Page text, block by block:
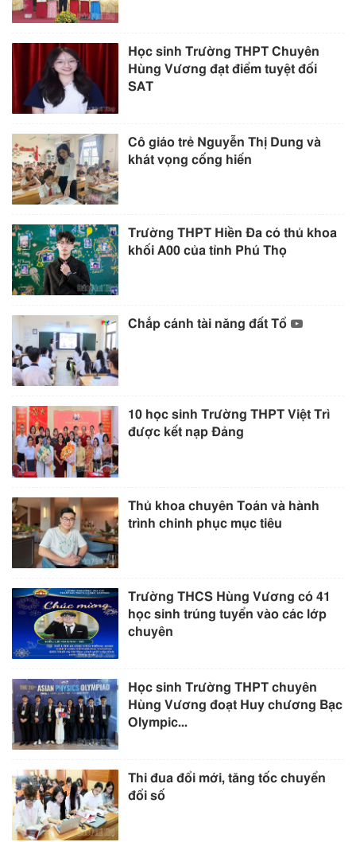
Học sinh Trường THPT Chuyên
Hùng Vương đạt điểm tuyệt đối
SAT
Cô giáo trẻ Nguyễn Thị Dung và
khát vọng cống hiến
Trường THPT Hiền Đa có thủ khoa
khối A00 của tỉnh Phú Thọ
Chắp cánh tài năng đất Tổ
10 học sinh Trường THPT Việt Trì
được kết nạp Đảng
Thủ khoa chuyên Toán và hành
trình chinh phục mục tiêu
Trường THCS Hùng Vương có 41
học sinh trúng tuyển vào các lớp
chuyên
Học sinh Trường THPT chuyên
Hùng Vương đoạt Huy chương Bạc
Olympic...
Thi đua đổi mới, tăng tốc chuyển
đổi số